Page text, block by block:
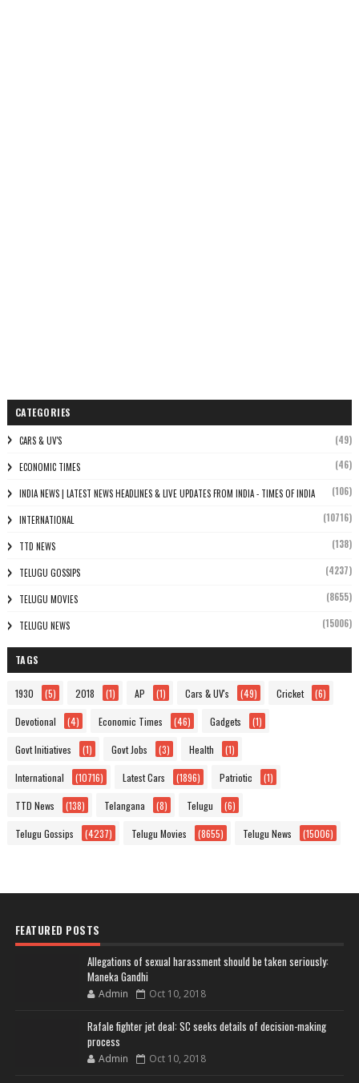
CATEGORIES
CARS & UV'S (49)
ECONOMIC TIMES (46)
INDIA NEWS | LATEST NEWS HEADLINES & LIVE UPDATES FROM INDIA - TIMES OF INDIA (106)
INTERNATIONAL (10716)
TTD NEWS (138)
TELUGU GOSSIPS (4237)
TELUGU MOVIES (8655)
TELUGU NEWS (15006)
TAGS
1930 (5) 2018 (1) AP (1) Cars & UV's (49) Cricket (6)
Devotional (4) Economic Times (46) Gadgets (1)
Govt Initiatives (1) Govt Jobs (3) Health (1)
International (10716) Latest Cars (1896) Patriotic (1)
TTD News (138) Telangana (8) Telugu (6)
Telugu Gossips (4237) Telugu Movies (8655) Telugu News (15006)
FEATURED POSTS
Allegations of sexual harassment should be taken seriously:
Maneka Gandhi
Admin Oct 10, 2018
Rafale fighter jet deal: SC seeks details of decision-making
process
Admin Oct 10, 2018